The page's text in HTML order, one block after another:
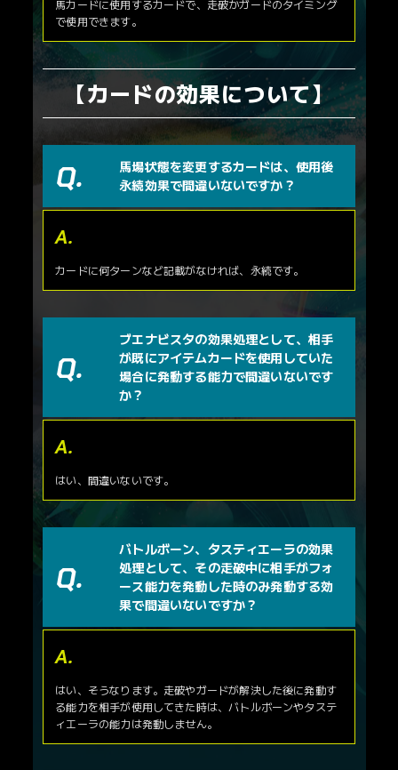
馬カードに使用するカードで、走破かガードのタイミング
で使用できます。
【カードの効果について】
馬場状態を変更するカードは、使用後
永続効果で間違いないですか？
カードに何ターンなど記載がなければ、永続です。
ブエナビスタの効果処理として、相手
が既にアイテムカードを使用していた
場合に発動する能力で間違いないです
か？
はい、間違いないです。
バトルボーン、タスティエーラの効果
処理として、その走破中に相手がフォ
ース能力を発動した時のみ発動する効
果で間違いないですか？
はい、そうなります。走破やガードが解決した後に発動す
る能力を相手が使用してきた時は、バトルボーンやタステ
ィエーラの能力は発動しません。